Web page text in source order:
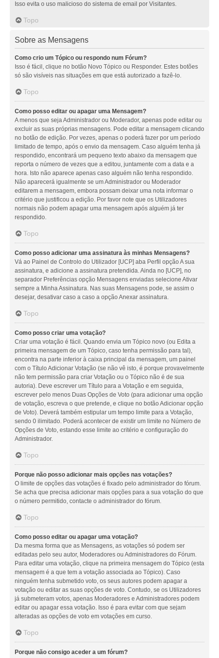
Isso evita o uso malicioso do sistema de email por Visitantes.
Topo
Sobre as Mensagens
Como crio um Tópico ou respondo num Fórum?
Isso é fácil, clique no botão Novo Tópico ou Responder. Estes botões
só são visíveis nas situações em que está autorizado a fazê-lo.
Topo
Como posso editar ou apagar uma Mensagem?
A menos que seja Administrador ou Moderador, apenas pode editar ou
excluir as suas próprias mensagens. Pode editar a mensagem clicando
no botão de edição. Por vezes, apenas o poderá fazer por um período
limitado de tempo, após o envio da mensagem. Caso alguém tenha já
respondido, encontrará um pequeno texto abaixo da mensagem que
reporta o número de vezes que a editou, juntamente com a data e a
hora. Isto não aparece apenas caso alguém não tenha respondido.
Não aparecerá igualmente se um Administrador ou Moderador
editarem a mensagem, embora possam deixar uma nota informar o
critério que justificou a edição. Por favor note que os Utilizadores
normais não podem apagar uma mensagem após alguém já ter
respondido.
Topo
Como posso adicionar uma assinatura às minhas Mensagens?
Vá ao Painel de Controlo do Utilizador [UCP] aba Perfil opção A sua
assinatura, e adicione a assinatura pretendida. Ainda no [UCP], no
separador Preferências opção Mensagens enviadas selecione Ativar
sempre a Minha Assinatura. Nas suas Mensagens pode, se assim o
desejar, desativar caso a caso a opção Anexar assinatura.
Topo
Como posso criar uma votação?
Criar uma votação é fácil. Quando envia um Tópico novo (ou Edita a
primeira mensagem de um Tópico, caso tenha permissão para tal),
encontra na parte inferior à caixa principal da mensagem, um painel
com o Título Adicionar Votação (se não vê isto, é porque provavelmente
não tem permissão para criar Votação ou o Tópico não é de sua
autoria). Deve escrever um Título para a Votação e em seguida,
escrever pelo menos Duas Opções de Voto (para adicionar uma opção
de votação, escreva o que pretende, e clique no botão Adicionar opção
de Voto). Deverá também estipular um tempo limite para a Votação,
sendo 0 ilimitado. Poderá acontecer de existir um limite no Número de
Opções de Voto, estando esse limite ao critério e configuração do
Administrador.
Topo
Porque não posso adicionar mais opções nas votações?
O limite de opções das votações é fixado pelo administrador do fórum.
Se acha que precisa adicionar mais opções para a sua votação do que
o número permitido, contacte o administrador do fórum.
Topo
Como posso editar ou apagar uma votação?
Da mesma forma que as Mensagens, as votações só podem ser
editadas pelo seu autor, Moderadores ou Administradores do Fórum.
Para editar uma votação, clique na primeira mensagem do Tópico (esta
mensagem é a que tem a votação associada ao Tópico). Caso
ninguém tenha submetido voto, os seus autores podem apagar a
votação ou editar as suas opções de voto. Contudo, se os Utilizadores
já submeteram votos, apenas Moderadores e Administradores podem
editar ou apagar essa votação. Isso é para evitar com que sejam
alteradas as opções de voto em votações em curso.
Topo
Porque não consigo aceder a um fórum?